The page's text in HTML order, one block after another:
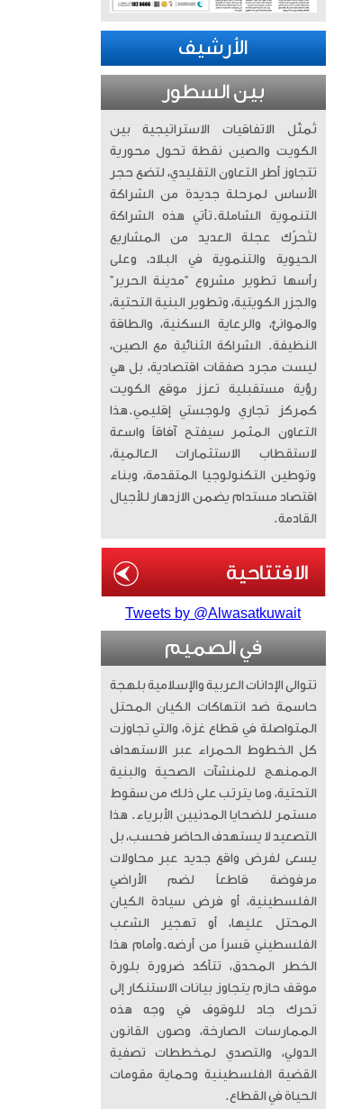
الأرشيف
بين السطور
تُمثّل الاتفاقيات الاستراتيجية بين
الكويت والصين نقطة تحول محورية
تتجاوز أطر التعاون التقليدي، لتضع حجر
الأساس لمرحلة جديدة من الشراكة
التنموية الشاملة. ​تأتي هذه الشراكة
لتُحرّك عجلة العديد من المشاريع
الحيوية والتنموية في البلاد، وعلى
رأسها تطوير مشروع “مدينة الحرير”
والجزر الكويتية، وتطوير البنية التحتية،
والموانئ، والرعاية السكنية، والطاقة
النظيفة. الشراكة الثنائية مع الصين،
ليست مجرد صفقات اقتصادية، بل هي
رؤية مستقبلية تعزز موقع الكويت
كمركز تجاري ولوجستي إقليمي. ​هذا
التعاون المثمر سيفتح آفاقاً واسعة
لاستقطاب الاستثمارات العالمية،
وتوطين التكنولوجيا المتقدمة، وبناء
اقتصاد مستدام يضمن الازدهار للأجيال
القادمة.
Tweets by @Alwasatkuwait
في الصميم
تتوالى الإدانات العربية والإسلامية بلهجة
حاسمة ضد انتهاكات الكيان المحتل
المتواصلة في قطاع غزة، والتي تجاوزت
كل الخطوط الحمراء عبر الاستهداف
الممنهج للمنشآت الصحية والبنية
التحتية، وما يترتب على ذلك من سقوط
مستمر للضحايا المدنيين الأبرياء. ​ هذا
التصعيد لا يستهدف الحاضر فحسب، بل
يسعى لفرض واقع جديد عبر محاولات
مرفوضة قاطعاً لضم الأراضي
الفلسطينية، أو فرض سيادة الكيان
المحتل عليها، أو تهجير الشعب
الفلسطيني قسراً من أرضه. ​وأمام هذا
الخطر المحدق، تتأكد ضرورة بلورة
موقف حازم يتجاوز بيانات الاستنكار إلى
تحرك جاد للوقوف في وجه هذه
الممارسات الصارخة، وصون القانون
الدولي، والتصدي لمخططات تصفية
القضية الفلسطينية وحماية مقومات
الحياة في القطاع.